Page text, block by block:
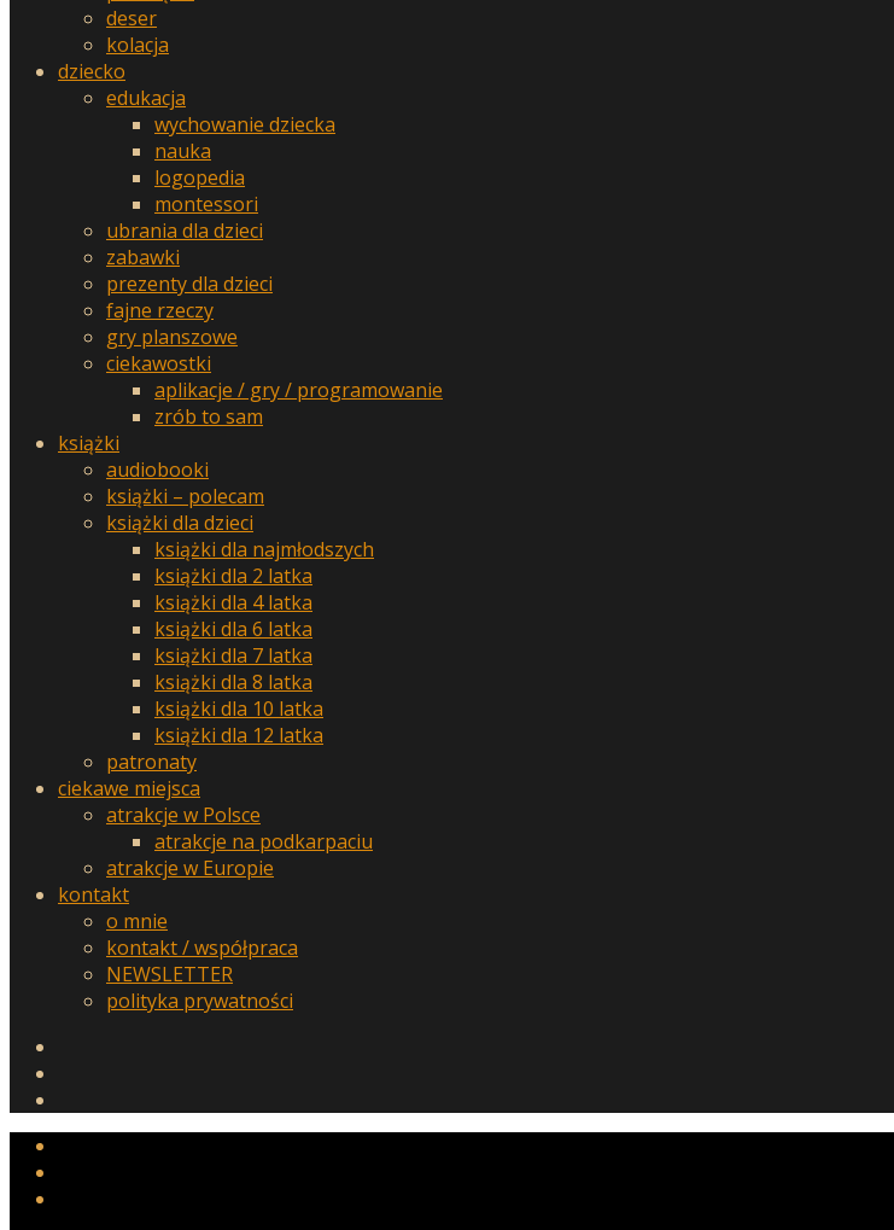
deser
kolacja
dziecko
edukacja
wychowanie dziecka
nauka
logopedia
montessori
ubrania dla dzieci
zabawki
prezenty dla dzieci
fajne rzeczy
gry planszowe
ciekawostki
aplikacje / gry / programowanie
zrób to sam
książki
audiobooki
książki – polecam
książki dla dzieci
książki dla najmłodszych
książki dla 2 latka
książki dla 4 latka
książki dla 6 latka
książki dla 7 latka
książki dla 8 latka
książki dla 10 latka
książki dla 12 latka
patronaty
ciekawe miejsca
atrakcje w Polsce
atrakcje na podkarpaciu
atrakcje w Europie
kontakt
o mnie
kontakt / współpraca
NEWSLETTER
polityka prywatności